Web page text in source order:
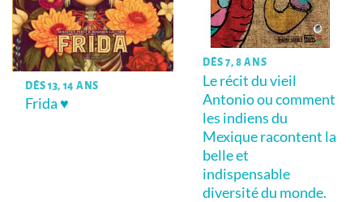
DÈS 13, 14 ANS
Frida ♥
DÈS 7, 8 ANS
Le récit du vieil
Antonio ou comment
les indiens du
Mexique racontent la
belle et
indispensable
diversité du monde.